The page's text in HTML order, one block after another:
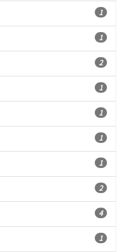
1
1
2
1
1
1
1
2
4
1